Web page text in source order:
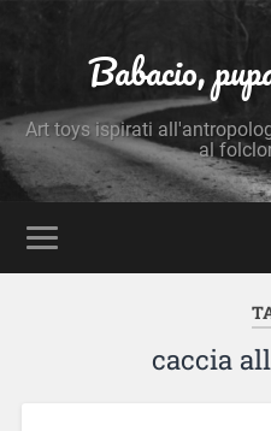
Babacio,
Art toys ispirati
al
caccia